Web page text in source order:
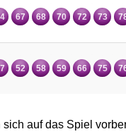
67 68 70 72 73
52 58 59 66 75
auf das Spiel